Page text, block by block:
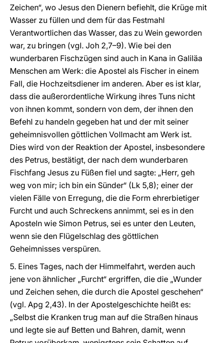
Zeichen“, wo Jesus den Dienern befiehlt, die Krüge mit
Wasser zu füllen und dem für das Festmahl
Verantwortlichen das Wasser, das zu Wein geworden
war, zu bringen (vgl. Joh 2,7–9). Wie bei den
wunderbaren Fischzügen sind auch in Kana in Galiläa
Menschen am Werk: die Apostel als Fischer in einem
Fall, die Hochzeitsdiener im anderen. Aber es ist klar,
dass die außerordentliche Wirkung ihres Tuns nicht
von ihnen kommt, sondern von dem, der ihnen den
Befehl zu handeln gegeben hat und der mit seiner
geheimnisvollen göttlichen Vollmacht am Werk ist.
Dies wird von der Reaktion der Apostel, insbesondere
des Petrus, bestätigt, der nach dem wunderbaren
Fischfang Jesus zu Füßen fiel und sagte: „Herr, geh
weg von mir; ich bin ein Sünder“ (Lk 5,8); einer der
vielen Fälle von Erregung, die die Form ehrerbietiger
Furcht und auch Schreckens annimmt, sei es in den
Aposteln wie Simon Petrus, sei es unter den Leuten,
wenn sie den Flügelschlag des göttlichen
Geheimnisses verspüren.
5. Eines Tages, nach der Himmelfahrt, werden auch
jene von ähnlicher „Furcht“ ergriffen, die die „Wunder
und Zeichen sehen, die durch die Apostel geschehen“
(vgl. Apg 2,43). In der Apostelgeschichte heißt es:
„Selbst die Kranken trug man auf die Straßen hinaus
und legte sie auf Betten und Bahren, damit, wenn